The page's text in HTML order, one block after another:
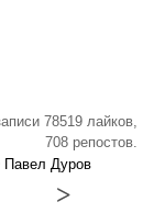
78519 лайков,
708 репостов.
Павел Дуров
>